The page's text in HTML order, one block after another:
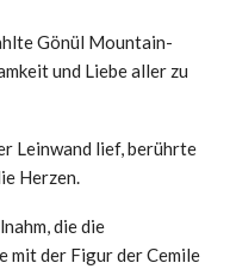
Gönül Mountain-
und Liebe aller zu
Leinwand lief, berührte
Herzen.
die die
mit der Figur der Cemile